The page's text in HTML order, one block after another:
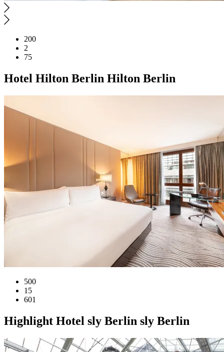
200
2
75
Hotel Hilton Berlin Hilton Berlin
500
15
601
Highlight Hotel sly Berlin sly Berlin